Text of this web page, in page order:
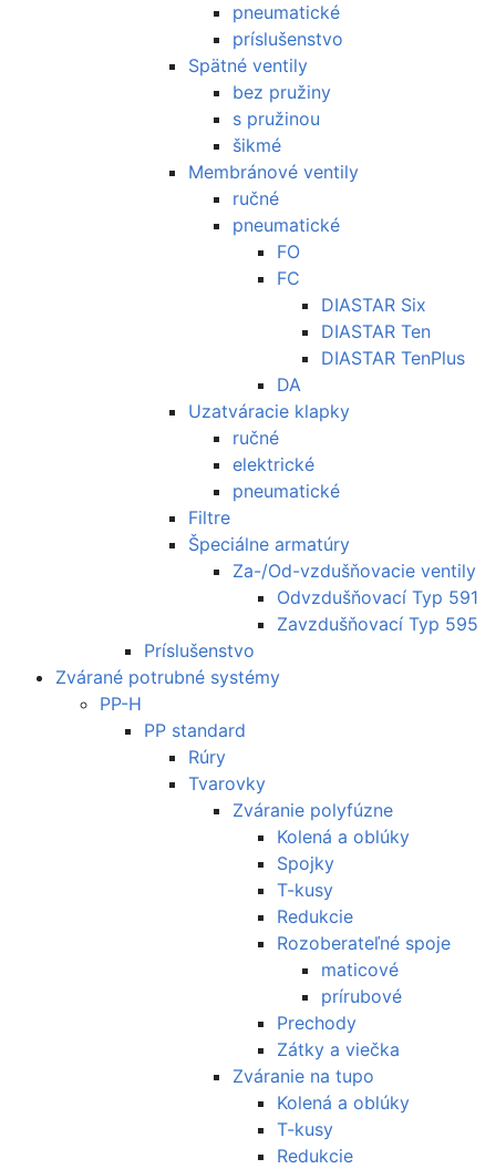
pneumatické
príslušenstvo
Spätné ventily
bez pružiny
s pružinou
šikmé
Membránové ventily
ručné
pneumatické
FO
FC
DIASTAR Six
DIASTAR Ten
DIASTAR TenPlus
DA
Uzatváracie klapky
ručné
elektrické
pneumatické
Filtre
Špeciálne armatúry
Za-/Od-vzdušňovacie ventily
Odvzdušňovací Typ 591
Zavzdušňovací Typ 595
Príslušenstvo
Zvárané potrubné systémy
PP-H
PP standard
Rúry
Tvarovky
Zváranie polyfúzne
Kolená a oblúky
Spojky
T-kusy
Redukcie
Rozoberateľné spoje
maticové
prírubové
Prechody
Zátky a viečka
Zváranie na tupo
Kolená a oblúky
T-kusy
Redukcie